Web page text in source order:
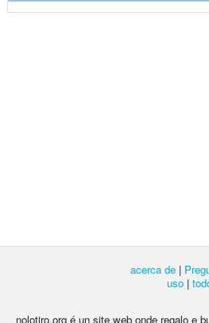
acerca de |
uso |
nolotiro.org é un site web onde regalo e